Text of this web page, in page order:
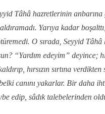
Tâhâ hazretlerinin
Yarıya kadar
O sırada, Seyyid
“Yardım edeyim” deyince;
hırsızın sırtına
canını yakarlar. Bir daha
edip, sâdık talebelerinden